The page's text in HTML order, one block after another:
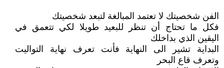
الفن شخصيتك لا تعتمد المبالغة لتبعد شخصيتك
فكل ما تحتاج أن تنظر للبعيد طويلا لكي تتعمق في
اليقين الذي بداخلك
البداية تشير الى النهاية فأنت تعرف نهاية التواليت
وتعرف قاع البحر